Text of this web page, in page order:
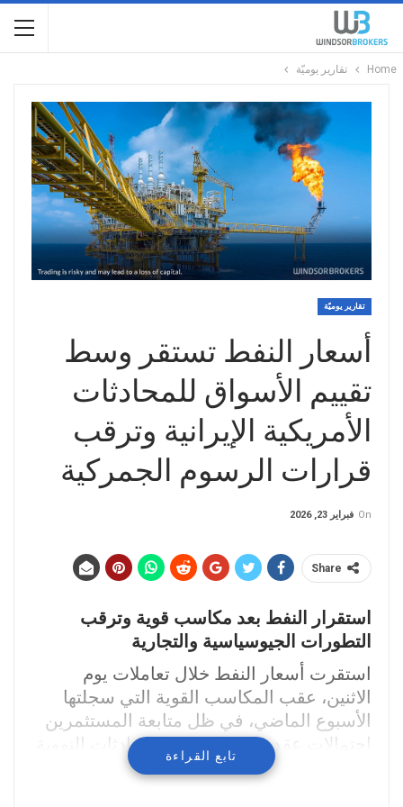
Home تقارير يوميّة
تقارير يوميّة
أسعار النفط تستقر وسط
تقييم الأسواق للمحادثات
الأمريكية الإيرانية وترقب
قرارات الرسوم الجمركية
On فبراير 23, 2026
Share
استقرار النفط بعد مكاسب قوية وترقب
التطورات الجيوسياسية والتجارية
استقرت أسعار النفط خلال تعاملات يوم
الاثنين، عقب المكاسب القوية التي سجلتها
الأسبوع الماضي، في ظل متابعة المستثمرين
احتمالات عقد جولة ثالثة من المحادثات النووية
بين الولايات المتحدة و إيران، إلى جانب حالة
تابع القراءة